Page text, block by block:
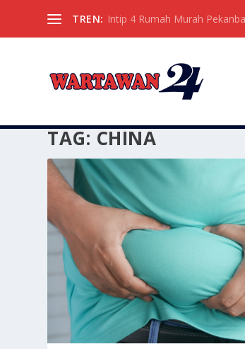
TREN: Intip 4 Rumah Murah
TAG: CHINA